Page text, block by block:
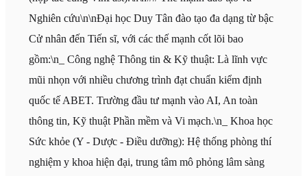
Nghiên cứu\n\nĐại học Duy Tân đào tạo đa dạng từ bậc
Cử nhân đến Tiến sĩ, với các thế mạnh cốt lõi bao
gồm:\n_ Công nghệ Thông tin & Kỹ thuật: Là lĩnh vực
mũi nhọn với nhiều chương trình đạt chuẩn kiểm định
quốc tế ABET. Trường đầu tư mạnh vào AI, An toàn
thông tin, Kỹ thuật Phần mềm và Vi mạch.\n_ Khoa học
Sức khỏe (Y - Dược - Điều dưỡng): Hệ thống phòng thí
nghiệm y khoa hiện đại, trung tâm mô phỏng lâm sàng